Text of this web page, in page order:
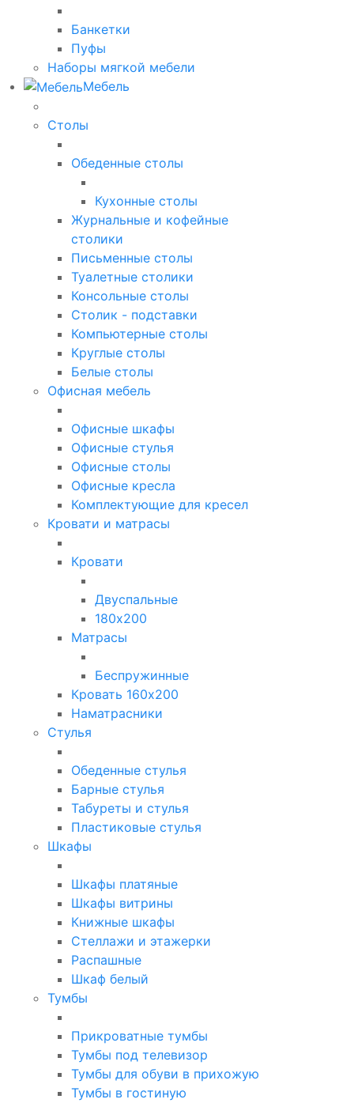
Банкетки
Пуфы
Наборы мягкой мебели
Мебель
Столы
Обеденные столы
Кухонные столы
Журнальные и кофейные
столики
Письменные столы
Туалетные столики
Консольные столы
Столик - подставки
Компьютерные столы
Круглые столы
Белые столы
Офисная мебель
Офисные шкафы
Офисные стулья
Офисные столы
Офисные кресла
Комплектующие для кресел
Кровати и матрасы
Кровати
Двуспальные
180х200
Матрасы
Беспружинные
Кровать 160х200
Наматрасники
Стулья
Обеденные стулья
Барные стулья
Табуреты и стулья
Пластиковые стулья
Шкафы
Шкафы платяные
Шкафы витрины
Книжные шкафы
Стеллажи и этажерки
Распашные
Шкаф белый
Тумбы
Прикроватные тумбы
Тумбы под телевизор
Тумбы для обуви в прихожую
Тумбы в гостиную